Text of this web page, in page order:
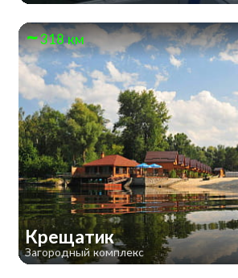
318 км
Крещатик
Загородный комплекс